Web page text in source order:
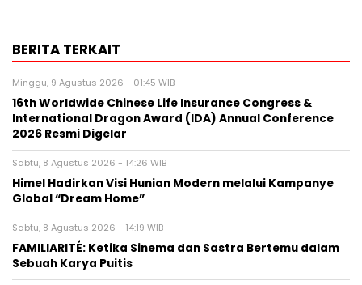
BERITA TERKAIT
Minggu, 9 Agustus 2026 - 01:45 WIB
16th Worldwide Chinese Life Insurance Congress &
International Dragon Award (IDA) Annual Conference
2026 Resmi Digelar
Sabtu, 8 Agustus 2026 - 14:26 WIB
Himel Hadirkan Visi Hunian Modern melalui Kampanye
Global “Dream Home”
Sabtu, 8 Agustus 2026 - 14:19 WIB
FAMILIARITÉ: Ketika Sinema dan Sastra Bertemu dalam
Sebuah Karya Puitis